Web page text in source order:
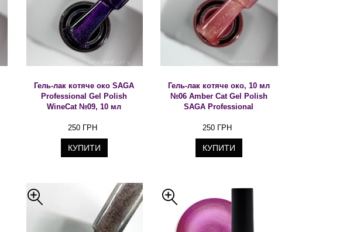
Гель-лак котяче око SAGA
Professional Gel Polish
WineCat №09, 10 мл
250 ГРН
КУПИТИ
Гель-лак котяче око, 10 мл
№06 Amber Cat Gel Polish
SAGA Professional
250 ГРН
КУПИТИ